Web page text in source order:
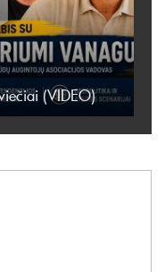
(VIDEO)